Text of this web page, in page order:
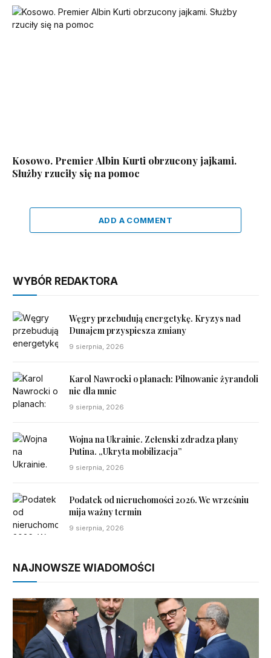
Kosowo. Premier Albin Kurti obrzucony jajkami.
Służby rzuciły się na pomoc
ADD A COMMENT
WYBÓR REDAKTORA
Węgry przebudują energetykę. Kryzys nad
Dunajem przyspiesza zmiany
9 sierpnia, 2026
Karol Nawrocki o planach: Pilnowanie żyrandoli
nie dla mnie
9 sierpnia, 2026
Wojna na Ukrainie. Zełenski zdradza plany
Putina. „Ukryta mobilizacja”
9 sierpnia, 2026
Podatek od nieruchomości 2026. We wrześniu
mija ważny termin
9 sierpnia, 2026
NAJNOWSZE WIADOMOŚCI